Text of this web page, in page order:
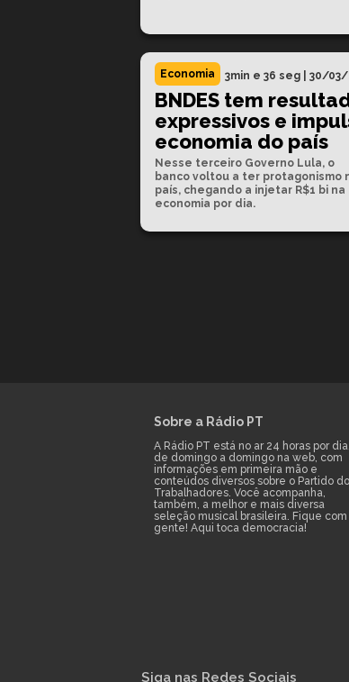
Economia 3min e 36 seg 30/03/
BNDES tem
expressivos e
economia do país
Nesse terceiro Governo Lula, o
banco voltou a ter protagonismo
país, chegando a injetar R$1 bi na
economia por dia.
Sobre a Rádio PT
A Rádio PT está no ar 24 horas por dia,
de domingo a domingo na web, com
informações em primeira mão e
conteúdos diversos sobre o Partido
Trabalhadores. Você acompanha,
também, a melhor e mais diversa
seleção musical brasileira. Fique com
gente! Aqui toca democracia!
Siga nas Redes Sociais